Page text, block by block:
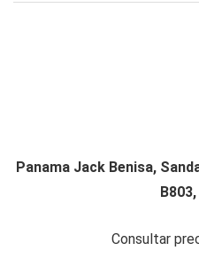
Panama Jack Benisa,
Consultar